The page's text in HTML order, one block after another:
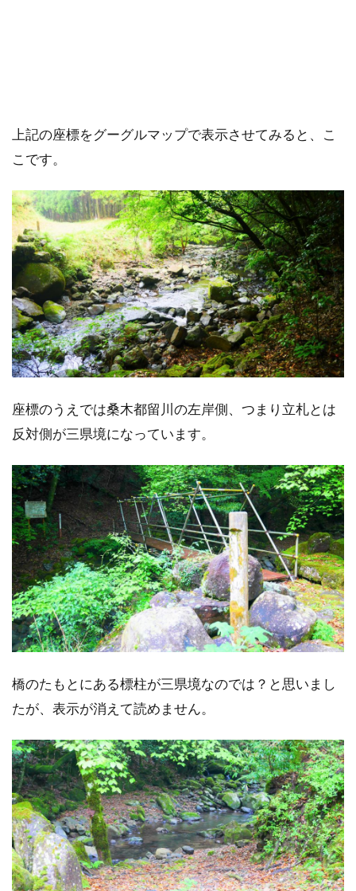
上記の座標をグーグルマップで表示させてみると、こ
こです。
座標のうえでは桑木都留川の左岸側、つまり立札とは
反対側が三県境になっています。
橋のたもとにある標柱が三県境なのでは？と思いまし
たが、表示が消えて読めません。